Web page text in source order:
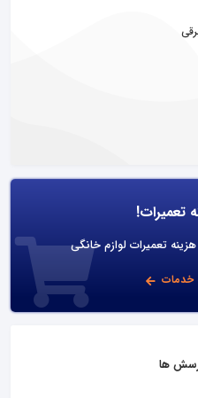
تعمیرات!
تعمیرات لوازم خانگی
خدمات
ها